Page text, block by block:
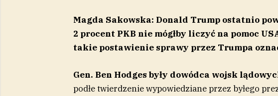
Magda Sakowska: Donald Trump ostatnio
2 procent PKB nie mógłby liczyć na pomoc
takie postawienie sprawy przez Trumpa
Gen. Ben Hodges były dowódca wojsk
podłe twierdzenie wypowiedziane przez byłego